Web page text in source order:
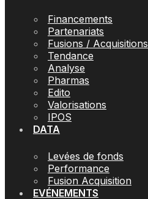
Financements
Partenariats
Fusions / Acquisitions
Tendance
Analyse
Pharmas
Edito
Valorisations
IPOS
DATA
Levées de fonds
Performance
Fusion Acquisition
EVÉNEMENTS